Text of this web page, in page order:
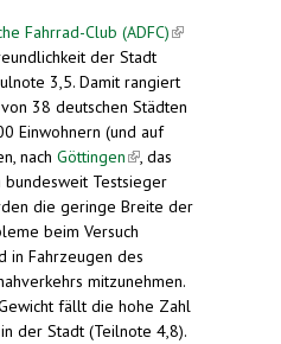
Fahrrad-Club (ADFC)(link is
der Stadt
3,5. Damit rangiert
38 deutschen Städten
Einwohnern (und auf
nach Göttingen(link is
external)
, das
Testsieger
die geringe Breite der
beim Versuch
in Fahrzeugen des
mitzunehmen.
fällt die hohe Zahl
der Stadt (Teilnote 4,8).